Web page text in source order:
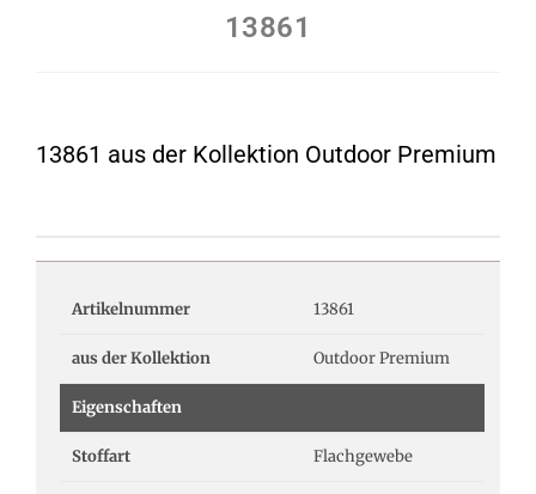
13861
13861 aus der Kollektion Outdoor Premium
Artikelnummer 13861
aus der Kollektion Outdoor Premium
Eigenschaften
Stoffart Flachgewebe